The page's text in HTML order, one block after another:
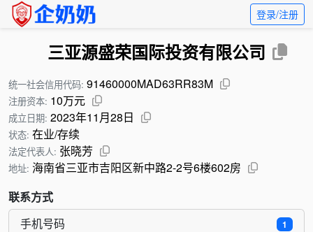
登录/注册
三亚源盛荣国际投资有限公司
统一社会信用代码: 91460000MAD63RR83M
注册资本: 10万元
成立日期: 2023年11月28日
状态: 在业/存续
法定代表人: 张晓芳
地址: 海南省三亚市吉阳区新中路2-2号6楼602房
联系方式
1
手机号码